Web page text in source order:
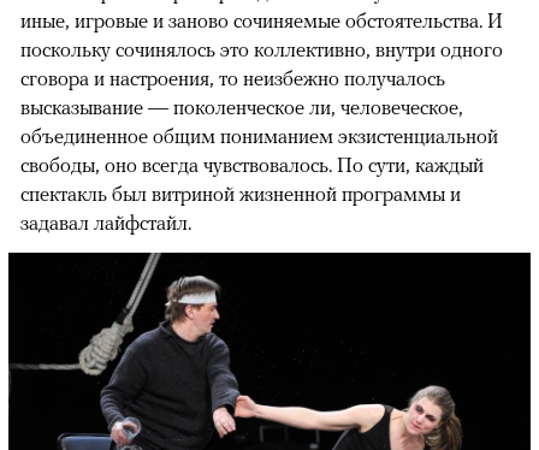
иные, игровые и заново сочиняемые обстоятельства. И
поскольку сочинялось это коллективно, внутри одного
сговора и настроения, то неизбежно получалось
высказывание — поколенческое ли, человеческое,
объединенное общим пониманием экзистенциальной
свободы, оно всегда чувствовалось. По сути, каждый
спектакль был витриной жизненной программы и
задавал лайфстайл.